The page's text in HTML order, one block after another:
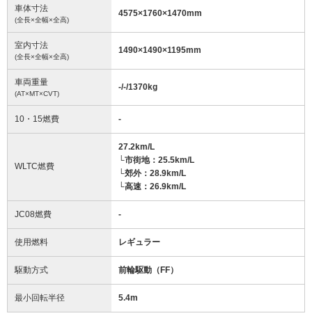
車体寸法
(全長×全幅×全高)
4575×1760×1470mm
室内寸法
(全長×全幅×全高)
1490×1490×1195mm
車両重量
(AT×MT×CVT)
-/-/1370kg
10・15燃費 -
WLTC燃費
27.2km/L
└市街地：25.5km/L
└郊外：28.9km/L
└高速：26.9km/L
JC08燃費 -
使用燃料 レギュラー
駆動方式 前輪駆動（FF）
最小回転半径 5.4m